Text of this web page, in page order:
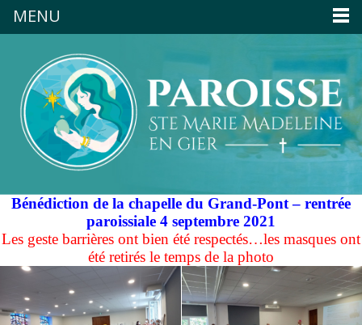
Bénédiction de la chapelle du Grand-Pont – rentrée
paroissiale 4 septembre 2021
Les geste barrières ont bien été respectés…les masques ont
été retirés le temps de la photo
MENU